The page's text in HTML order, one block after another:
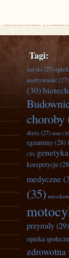
Tagi:
antyki(27)
asertywność (27)
(30)
choroby
dieta(27) dom
egzaminy(28)
(26) genetyka
korepetycje
medyczne
(35)
przyrody(29)
opieka
zdrowotna